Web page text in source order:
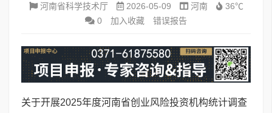
河南省科学技术厅 2026-05-09 河南
36℃
0
加入收藏 错误报告
关于开展2025年度河南省创业风险投资机构统计调查